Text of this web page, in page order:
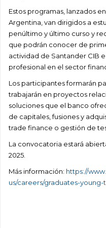
Estos programas, lanzados
Argentina, van dirigidos a
penúltimo y último curso y
que podrán conocer de
actividad de Santander CIB
profesional en el sector
Los participantes formarán
trabajarán en proyectos
soluciones que el banco
de capitales, fusiones y
trade finance o gestión de
La convocatoria estará
2025.
Más información: https://
us/careers/graduates-young-